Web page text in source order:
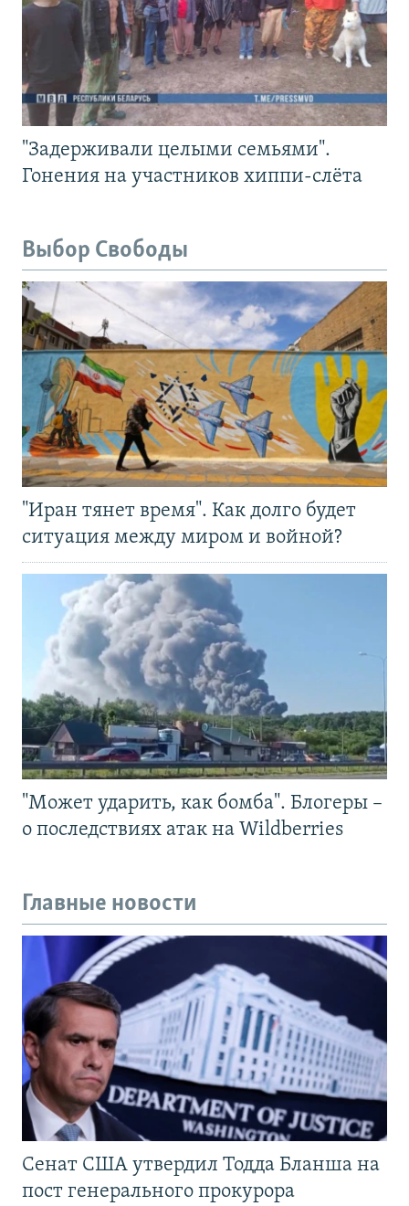
"Задерживали целыми семьями".
Гонения на участников хиппи-слёта
Выбор Свободы
"Иран тянет время". Как долго будет
ситуация между миром и войной?
"Может ударить, как бомба". Блогеры –
о последствиях атак на Wildberries
Главные новости
Сенат США утвердил Тодда Бланша на
пост генерального прокурора